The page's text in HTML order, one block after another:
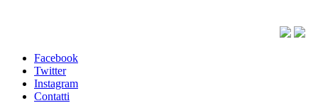
Facebook
Twitter
Instagram
Contatti